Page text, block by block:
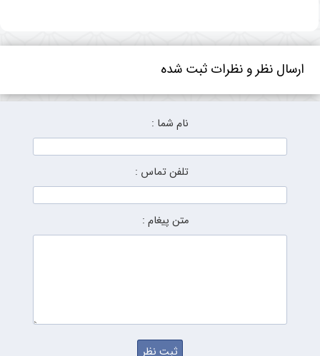
ارسال نظر و نظرات ثبت شده
نام شما :
تلفن تماس :
متن پیغام :